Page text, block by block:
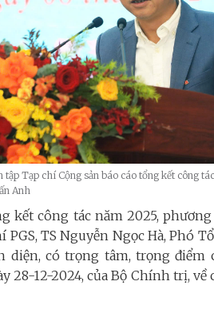
tập Tạp chí Cộng sản báo cáo tổng kết công
Anh
kết công tác năm 2025,
PGS, TS Nguyễn Ngọc Hà, Phó
diện, có trọng tâm, trọng
28-12-2024, của Bộ Chính trị,